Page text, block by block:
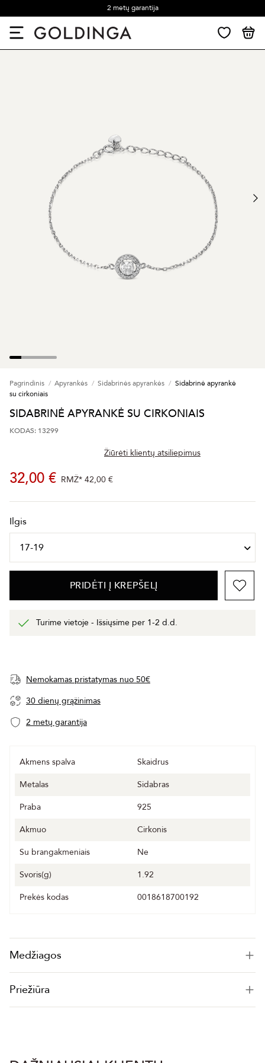
2 metų garantija
Pagrindinis Apyrankės Sidabrinės apyrankės
Sidabrinė apyrankė
su cirkoniais
SIDABRINĖ APYRANKĖ SU CIRKONIAIS
KODAS: 13299
Žiūrėti klientų atsiliepimus
32,00 € RMŽ* 42,00 €
Ilgis
PRIDĖTI Į KREPŠELĮ
Turime vietoje - Išsiųsime per 1-2 d.d.
Nemokamas pristatymas nuo 50€
30 dienų grąžinimas
2 metų garantija
Akmens spalva
Skaidrus
Metalas
Sidabras
Praba
925
Akmuo
Cirkonis
Su brangakmeniais
Ne
Svoris(g)
1.92
Prekės kodas
0018618700192
Medžiagos
Priežiūra